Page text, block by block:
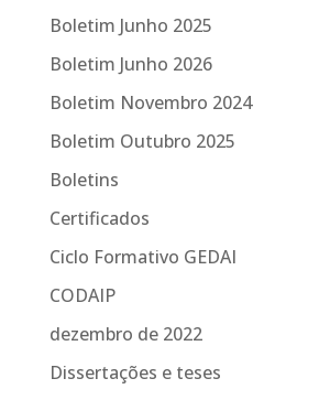
Boletim Junho 2025
Boletim Junho 2026
Boletim Novembro 2024
Boletim Outubro 2025
Boletins
Certificados
Ciclo Formativo GEDAI
CODAIP
dezembro de 2022
Dissertações e teses